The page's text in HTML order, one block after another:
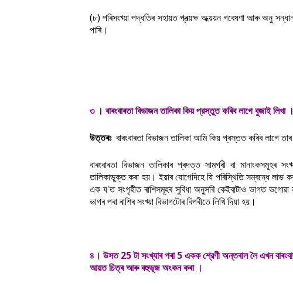
(৮) পৰিসংখ্য়া পদ্ধতিৰ সহায়ত প্ৰত্য়ক্ষ অধ্য়য়ন গবেষণা আৰু অনু
পাৰি।
৩ । বাৰংবাৰতা বিভাজন তালিকা কিয় প্রস্তুত কৰিব লাগে বুজাই লিখা ।
উত্তৰঃ বাৰংবাৰতা বিভাজন তালিকা আমি কিয় প্ৰস্তত কৰিব
বাৰংবাৰতা বিভাজন তালিকাৰ প্ৰদত্ত সামগ্ৰী বা
তালিকাভুক্ত কৰা হয়। ইয়াৰ যোগেদিহে যি পৰিস্থিতি সম্বন্ধে লাভ
এক য'ত সংগৃহীত ৰাশিসমূহৰ সুবিধা অনুসৰি কেইবাটাও ভাগত
ভাগৰ পৰা ৰাশিৰ সংখ্য়া বিভাগটোৰ বিপৰীতে লিখি দিয়া হয়।
৪। উসত 25 টা সংখ্যাৰ পৰা 5 একক শ্রেণী অন্তৰাল লৈ এখন
আয়ত চিত্ৰ আৰু বহুভূজ অংকন কৰা ।